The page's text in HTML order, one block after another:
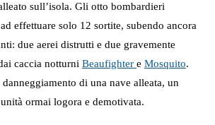
sull’isola. Gli otto bombardieri
effettuare solo 12 sortite, subendo ancora
due aerei distrutti e due gravemente
caccia notturni Beaufighter e Mosquito.
di una nave alleata, un
ormai logora e demotivata.